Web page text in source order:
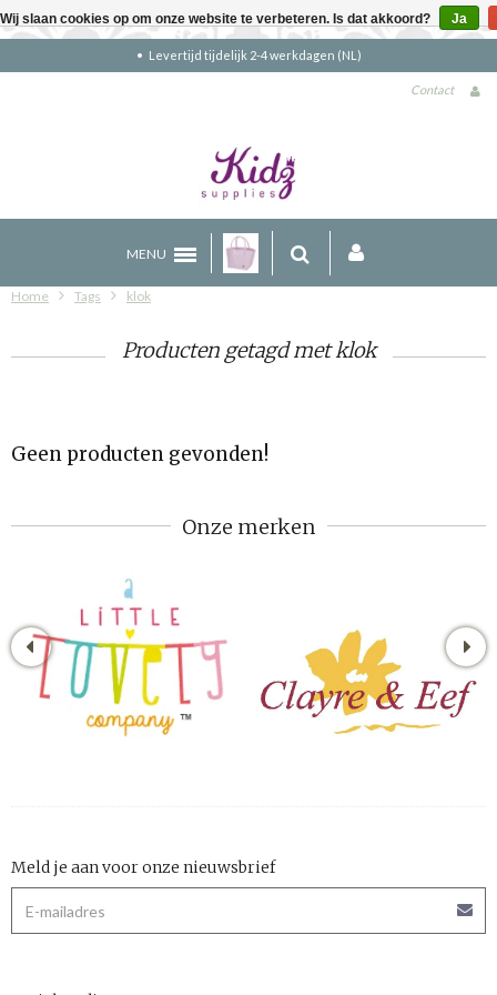
Levertijd tijdelijk 2-4 werkdagen (NL)
Contact
MENU
Home Tags klok
Producten getagd met klok
Geen producten gevonden!
Onze merken
Meld je aan voor onze nieuwsbrief
Wij slaan cookies op om onze website te verbeteren. Is dat akkoord? Ja